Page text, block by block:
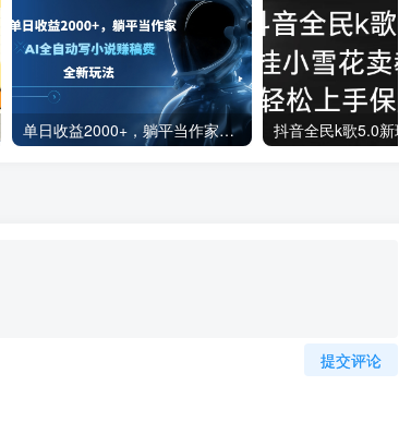
单日收益2000+，躺平当作家，AI全自动写小说赚稿费，全新玩法
提交评论